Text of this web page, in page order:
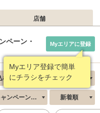
店舗
ペーン・
Myエリア登録で簡単
にチラシをチェック
Myエリアに登録
ーン・クーポン 新着順